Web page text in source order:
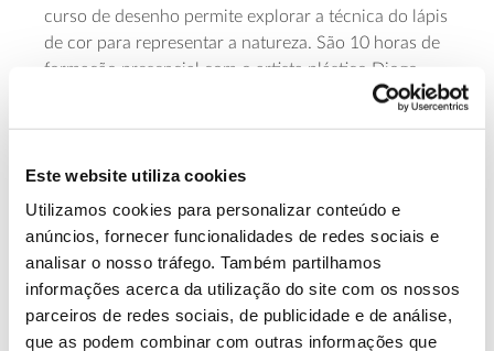
Este website utiliza cookies
Utilizamos cookies para personalizar conteúdo e
anúncios, fornecer funcionalidades de redes sociais e
analisar o nosso tráfego. Também partilhamos
informações acerca da utilização do site com os nossos
parceiros de redes sociais, de publicidade e de análise,
que as podem combinar com outras informações que
curso de desenho permite explorar a técnica do lápis
de cor para representar a natureza. São 10 horas de
formação presencial com o artista plástico Diogo
Costa para aprender a desenhar com luz e sombra,
Saiba mais sobre o curso de desenho
13.07.2026
Genoma do priolo e de outras espécies em risco: